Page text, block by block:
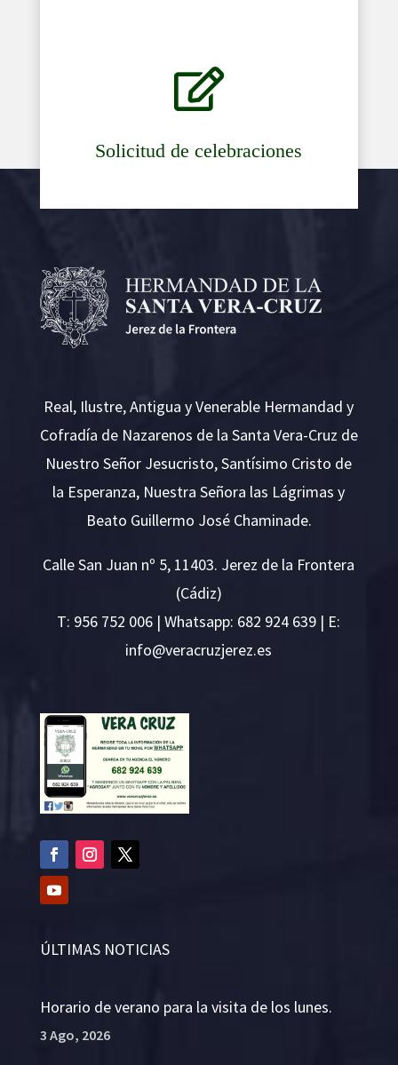

Solicitud de celebraciones
Real, Ilustre, Antigua y Venerable Hermandad y
Cofradía de Nazarenos de la Santa Vera-Cruz de
Nuestro Señor Jesucristo, Santísimo Cristo de
la Esperanza, Nuestra Señora las Lágrimas y
Beato Guillermo José Chaminade.
Calle San Juan nº 5, 11403. Jerez de la Frontera
(Cádiz)
T: 956 752 006 | Whatsapp: 682 924 639 | E:
se.ze
rejzu
rcare
v@ofn
i
ÚLTIMAS NOTICIAS
Horario de verano para la visita de los lunes.
3 Ago, 2026